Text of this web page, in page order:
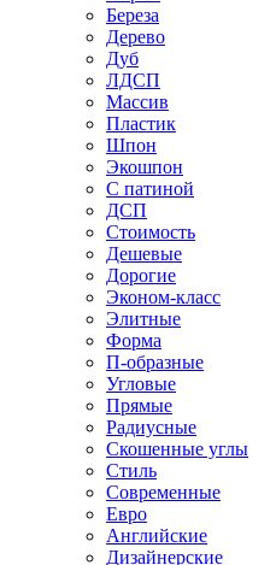
Береза
Дерево
Дуб
ЛДСП
Массив
Пластик
Шпон
Экошпон
С патиной
ДСП
Стоимость
Дешевые
Дорогие
Эконом-класс
Элитные
Форма
П-образные
Угловые
Прямые
Радиусные
Скошенные углы
Стиль
Современные
Евро
Английские
Дизайнерские